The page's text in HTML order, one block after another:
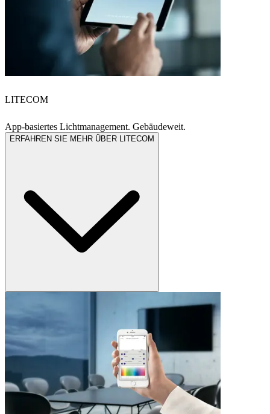
LITECOM
App-basiertes Lichtmanagement. Gebäudeweit.
ERFAHREN SIE MEHR ÜBER LITECOM